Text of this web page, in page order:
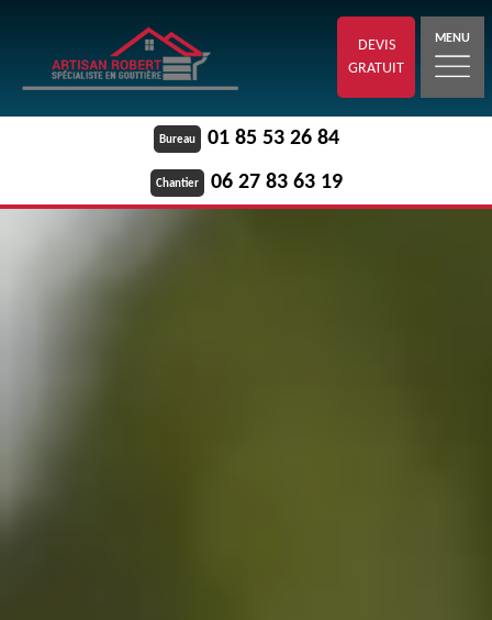
DEVIS
GRATUIT
MENU
Bureau 01 85 53 26 84
Chantier 06 27 83 63 19